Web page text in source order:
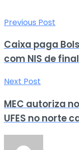
Previous Post
Caixa paga
com NIS de
Next Post
MEC autoriza
UFES no norte